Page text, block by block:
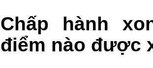
Chấp hành
điểm nào được